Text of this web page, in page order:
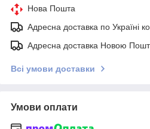
Нова Пошта
Адресна доставка по Україні
Адресна доставка Новою
Всі умови доставки
Умови оплати